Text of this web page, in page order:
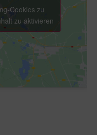
Cookies zu
zu aktivieren